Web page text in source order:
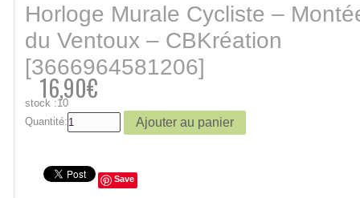
Horloge Murale Cycliste –
du Ventoux – CBKréation
[3666964581206]
16,90€
stock :10
Quantité:
Save